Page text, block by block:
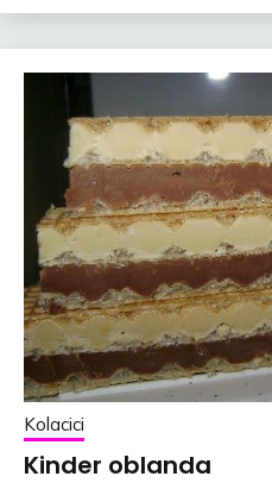
Kolacici
Kinder oblanda